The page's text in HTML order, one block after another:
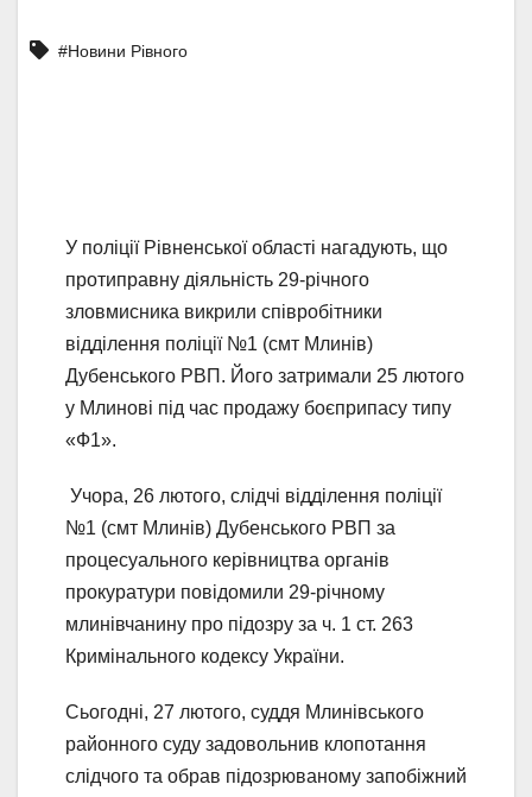
#Новини Рівного
У поліції Рівненської області нагадують, що
протиправну діяльність 29-річного
зловмисника викрили співробітники
відділення поліції №1 (смт Млинів)
Дубенського РВП. Його затримали 25 лютого
у Млинові під час продажу боєприпасу типу
«Ф1».
Учора, 26 лютого, слідчі відділення поліції
№1 (смт Млинів) Дубенського РВП за
процесуального керівництва органів
прокуратури повідомили 29-річному
млинівчанину про підозру за ч. 1 ст. 263
Кримінального кодексу України.
Сьогодні, 27 лютого, суддя Млинівського
районного суду задовольнив клопотання
слідчого та обрав підозрюваному запобіжний